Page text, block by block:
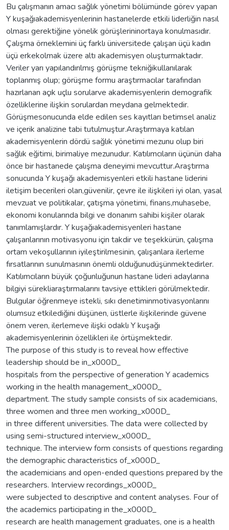
Bu çalışmanın amacı sağlık yönetimi bölümünde görev yapan
Y kuşağıakademisyenlerinin hastanelerde etkili liderliğin nasıl
olması gerektiğine yönelik görüşlerininortaya konulmasıdır.
Çalışma örneklemini üç farklı üniversitede çalışan üçü kadın
üçü erkekolmak üzere altı akademisyen oluşturmaktadır.
Veriler yarı yapılandırılmış görüşme tekniğikullanılarak
toplanmış olup; görüşme formu araştırmacılar tarafından
hazırlanan açık uçlu sorularve akademisyenlerin demografik
özelliklerine ilişkin sorulardan meydana gelmektedir.
Görüşmesonucunda elde edilen ses kayıtları betimsel analiz
ve içerik analizine tabi tutulmuştur.Araştırmaya katılan
akademisyenlerin dördü sağlık yönetimi mezunu olup biri
sağlık eğitimi, birimaliye mezunudur. Katılımcıların üçünün daha
önce bir hastanede çalışma deneyimi mevcuttur.Araştırma
sonucunda Y kuşağı akademisyenleri etkili hastane liderini
iletişim becerileri olan,güvenilir, çevre ile ilişkileri iyi olan, yasal
mevzuat ve politikalar, çatışma yönetimi, finans,muhasebe,
ekonomi konularında bilgi ve donanım sahibi kişiler olarak
tanımlamışlardır. Y kuşağıakademisyenleri hastane
çalışanlarının motivasyonu için takdir ve teşekkürün, çalışma
ortam vekoşullarının iyileştirilmesinin, çalışanlara ilerleme
fırsatlarının sunulmasının önemli olduğunudüşünmektedirler.
Katılımcıların büyük çoğunluğunun hastane lideri adaylarına
bilgiyi sürekliaraştırmalarını tavsiye ettikleri görülmektedir.
Bulgular öğrenmeye istekli, sıkı denetiminmotivasyonlarını
olumsuz etkilediğini düşünen, üstlerle ilişkilerinde güvene
önem veren, ilerlemeve ilişki odaklı Y kuşağı
akademisyenlerinin özellikleri ile örtüşmektedir.
The purpose of this study is to reveal how effective
leadership should be in_x000D_
hospitals from the perspective of generation Y academics
working in the health management_x000D_
department. The study sample consists of six academicians,
three women and three men working_x000D_
in three different universities. The data were collected by
using semi-structured interview_x000D_
technique. The interview form consists of questions regarding
the demographic characteristics of_x000D_
the academicians and open-ended questions prepared by the
researchers. Interview recordings_x000D_
were subjected to descriptive and content analyses. Four of
the academics participating in the_x000D_
research are health management graduates, one is a health